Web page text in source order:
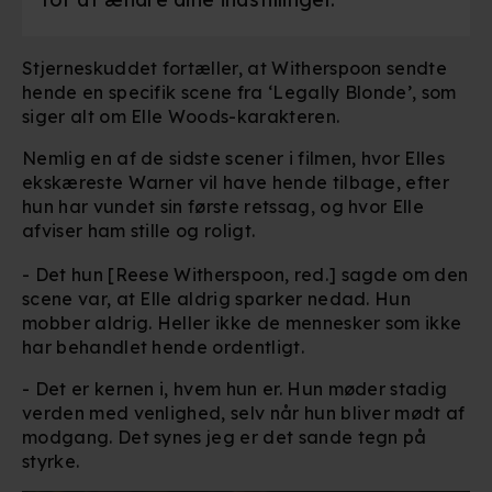
Stjerneskuddet fortæller, at Witherspoon sendte
hende en specifik scene fra ‘Legally Blonde’, som
siger alt om Elle Woods-karakteren.
Nemlig en af de sidste scener i filmen, hvor Elles
ekskæreste Warner vil have hende tilbage, efter
hun har vundet sin første retssag, og hvor Elle
afviser ham stille og roligt.
- Det hun [Reese Witherspoon, red.] sagde om den
scene var, at Elle aldrig sparker nedad. Hun
mobber aldrig. Heller ikke de mennesker som ikke
har behandlet hende ordentligt.
- Det er kernen i, hvem hun er. Hun møder stadig
verden med venlighed, selv når hun bliver mødt af
modgang. Det synes jeg er det sande tegn på
styrke.